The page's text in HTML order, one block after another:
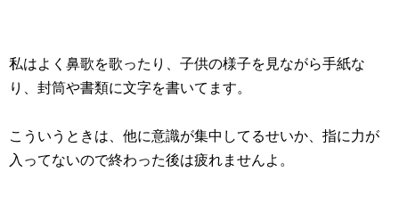
私はよく鼻歌を歌ったり、子供の様子を見ながら手紙な
り、封筒や書類に文字を書いてます。
こういうときは、他に意識が集中してるせいか、指に力が
入ってないので終わった後は疲れませんよ。